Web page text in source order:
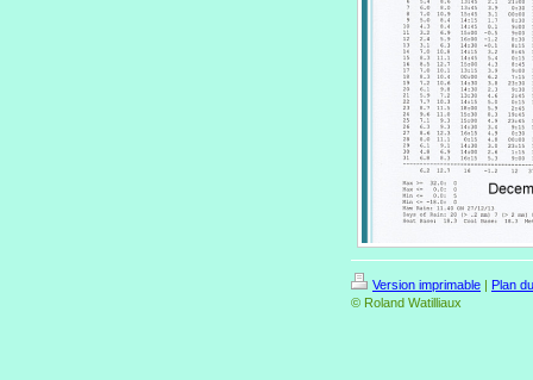
Version imprimable | Plan
© Roland Watilliaux